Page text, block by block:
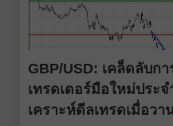
GBP/USD: เคล็ดลับก
เทรดเดอร์มือใหม่ประ
เคราะห์ดีลเทรดเมื่อว